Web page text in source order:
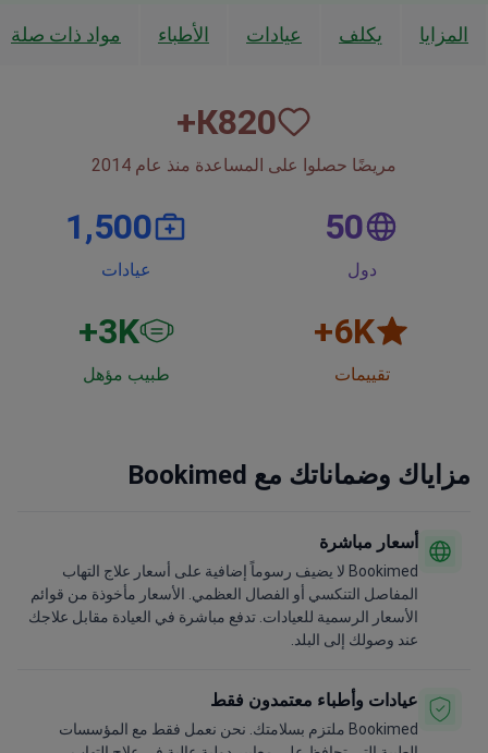
المزايا يكلف عيادات الأطباء مواد ذات صلة
820
К+
مريضًا حصلوا على المساعدة منذ عام 2014
50
دول
1,500
عيادات
6K+
تقييمات
3K+
طبيب مؤهل
مزاياك وضماناتك مع Bookimed
أسعار مباشرة
Bookimed لا يضيف رسوماً إضافية على أسعار علاج التهاب
المفاصل التنكسي أو الفصال العظمي. الأسعار مأخوذة من قوائم
الأسعار الرسمية للعيادات. تدفع مباشرة في العيادة مقابل علاجك
عند وصولك إلى البلد.
عيادات وأطباء معتمدون فقط
Bookimed ملتزم بسلامتك. نحن نعمل فقط مع المؤسسات